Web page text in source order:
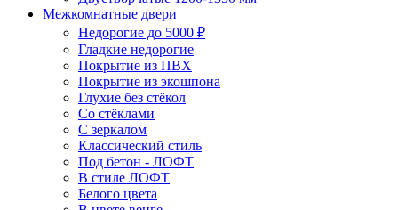
Межкомнатные двери
Недорогие до 5000 ₽
Гладкие недорогие
Покрытие из ПВХ
Покрытие из экошпона
Глухие без стёкол
Со стёклами
С зеркалом
Классический стиль
Под бетон - ЛОФТ
В стиле ЛОФТ
Белого цвета